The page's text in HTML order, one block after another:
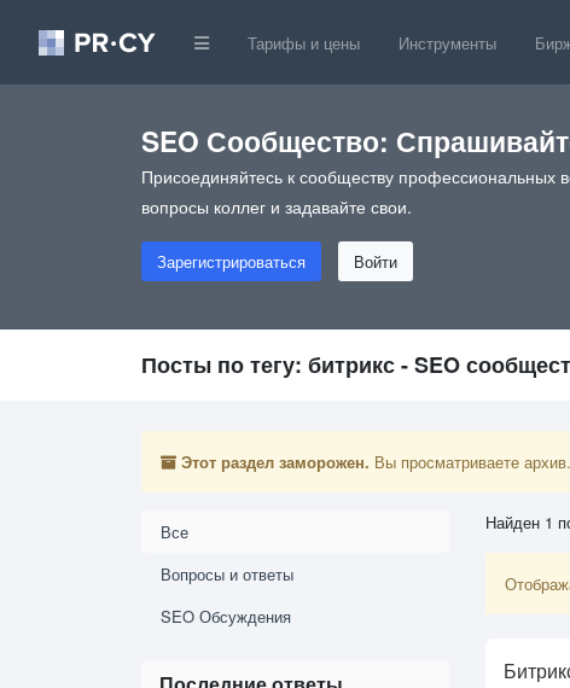
Тарифы и цены Инструменты
SEO Сообщество:
Присоединяйтесь к сообществу профессиональных
вопросы коллег и задавайте свои.
Зарегистрироваться Войти
Посты по тегу: битрикс - SEO
Этот раздел заморожен. Вы просматриваете
Все
Вопросы и ответы
SEO Обсуждения
Найден 1